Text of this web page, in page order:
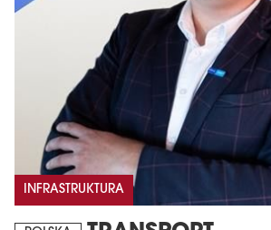
INFRASTRUKTURA